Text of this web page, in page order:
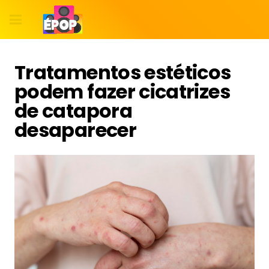
Tratamentos estéticos
podem fazer cicatrizes
de catapora
desaparecer